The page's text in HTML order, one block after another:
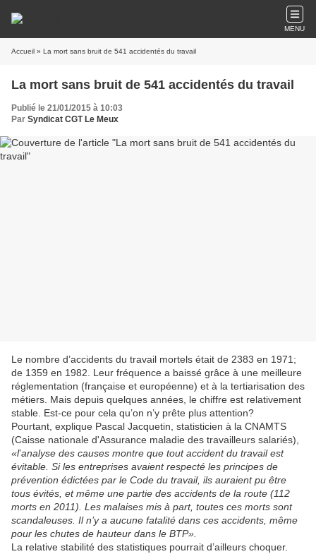
MENU
Accueil » La mort sans bruit de 541 accidentés du travail
La mort sans bruit de 541 accidentés du travail
Publié le 21/01/2015 à 10:03
Par Syndicat CGT Le Meux
Le nombre d’accidents du travail mortels était de 2383 en 1971;
de 1359 en 1982. Leur fréquence a baissé grâce à une meilleure
réglementation (française et européenne) et à la tertiarisation des
métiers. Mais depuis quelques années, le chiffre est relativement
stable. Est-ce pour cela qu’on n’y prête plus attention?
Pourtant, explique Pascal Jacquetin, statisticien à la CNAMTS
(Caisse nationale d'Assurance maladie des travailleurs salariés),
«l’analyse des causes montre que tout accident du travail est
évitable. Si les entreprises avaient respecté les principes de
prévention édictées par le Code du travail, ils auraient pu être
tous évités, et même une partie des accidents de la route (112
morts en 2011). Les malaises mis à part, toutes ces morts sont
scandaleuses. Il n’y a aucune fatalité dans ces accidents, même
pour les chutes de hauteur dans le BTP».
La relative stabilité des statistiques pourrait d’ailleurs choquer.